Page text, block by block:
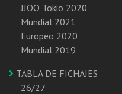
JJOO Tokio 2020
Mundial 2021
Europeo 2020
Mundial 2019
TABLA DE FICHAJES
26/27